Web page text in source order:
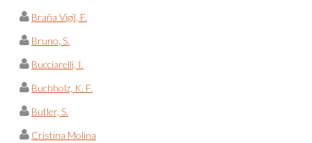
Braña Vigil, F.
Bruno, S.
Bucciarelli, I.
Buchholz, K. F.
Butler, S.
Cristina Molina